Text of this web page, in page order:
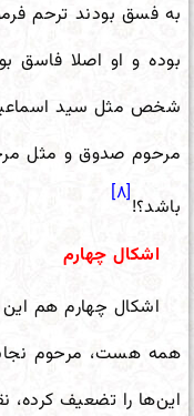
به فسق بودند ترحم
بوده و او اصلا فاسق
شخص مثل سید اسماعیل
مرحوم صدوق و مثل
باشد؟!
[۸]
اشکال چهارم
اشکال چهارم هم
همه هست، مرحوم
این‌ها را تضعیف کرده،